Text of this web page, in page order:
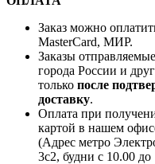
Заказ можно
MasterCard, МИР.
Заказы
города России и
только после
доставку.
Оплата при
картой в нашем
(Адрес метро
3с2, будни с 10.00 до